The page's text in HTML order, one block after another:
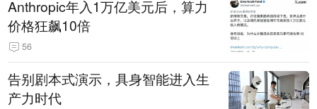
Anthropic年入1万亿美元后，算力
价格狂飙10倍
56
告别剧本式演示，具身智能进入生
产力时代